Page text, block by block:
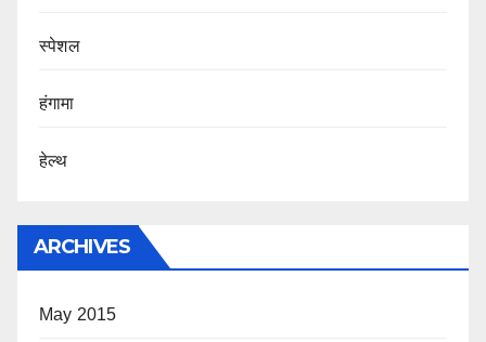
स्पेशल
हंगामा
हेल्थ
ARCHIVES
May 2015